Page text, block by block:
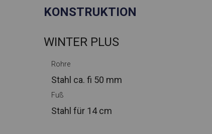
KONSTRUKTION
WINTER PLUS
Rohre
Stahl ca. fi 50 mm
Fuß
Stahl für 14 cm